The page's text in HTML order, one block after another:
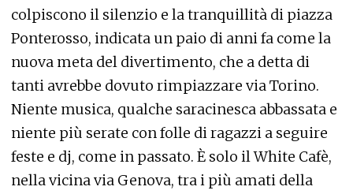
colpiscono il silenzio e la tranquillità di piazza
Ponterosso, indicata un paio di anni fa come la
nuova meta del divertimento, che a detta di
tanti avrebbe dovuto rimpiazzare via Torino.
Niente musica, qualche saracinesca abbassata e
niente più serate con folle di ragazzi a seguire
feste e dj, come in passato. È solo il White Cafè,
nella vicina via Genova, tra i più amati della